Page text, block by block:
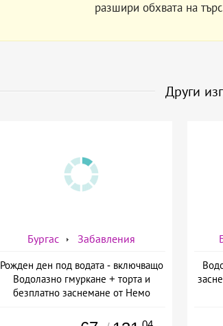
разшири обхвата на
Други
Бургас Забавления
Рожден ден под водата - включващо
Водолазно гмуркане + торта и
безплатно заснемане от Немо